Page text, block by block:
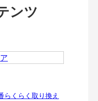
ンツ